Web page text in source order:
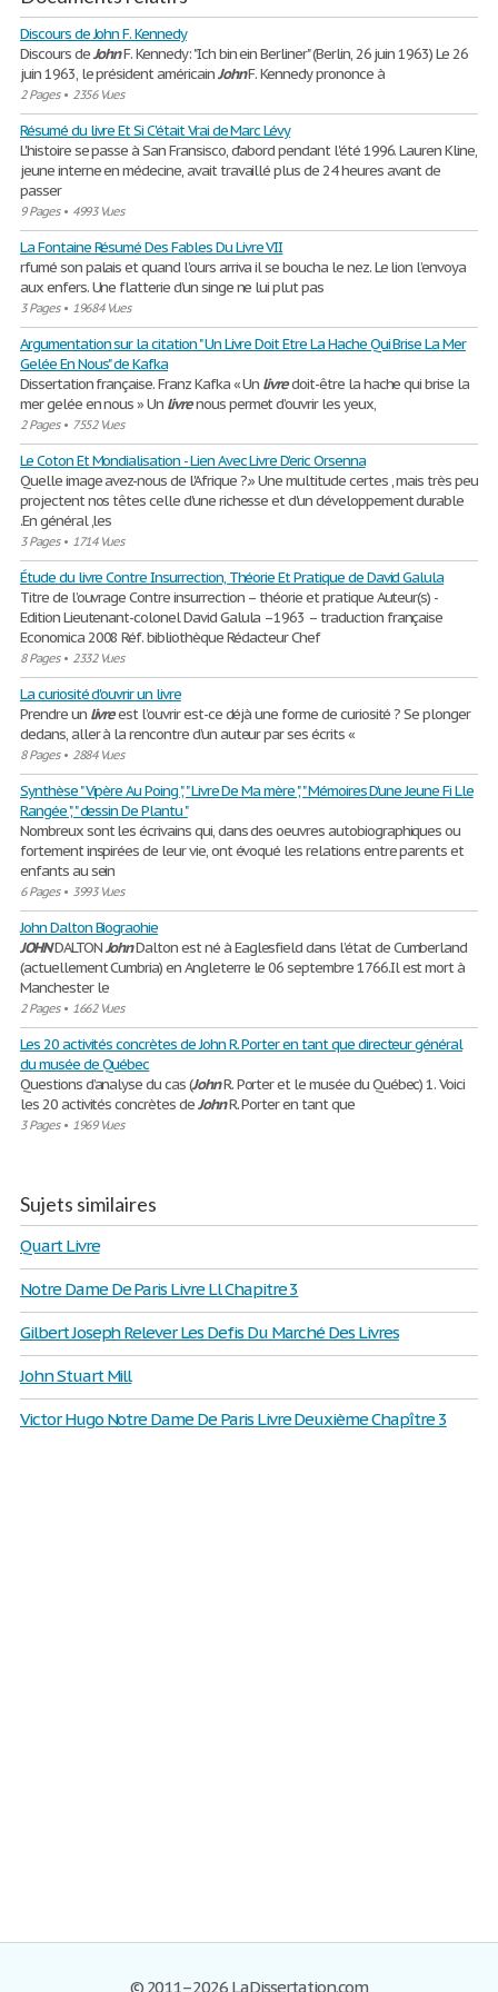
Discours de John F. Kennedy
Discours deJohnF. Kennedy: "Ich bin ein Berliner" (Berlin, 26 juin 1963) Le 26
juin 1963, le président américainJohnF. Kennedy prononce à
2 Pages• 2356 Vues
Résumé du livre Et Si C'était Vrai de Marc Lévy
L'histoire se passe à San Fransisco, d'abord pendant l'été 1996. Lauren Kline,
jeune interne en médecine, avait travaillé plus de 24 heures avant de
passer
9 Pages• 4993 Vues
La Fontaine Résumé Des Fables Du Livre VII
rfumé son palais et quand l’ours arriva il se boucha le nez. Le lion l’envoya
aux enfers. Une flatterie d’un singe ne lui plut pas
3 Pages• 19684 Vues
Argumentation sur la citation " Un Livre Doit Etre La Hache Qui Brise La Mer
Gelée En Nous" de Kafka
Dissertation française. Franz Kafka « Un livredoit-être la hache qui brise la
mer gelée en nous » Un livrenous permet d’ouvrir les yeux,
2 Pages• 7552 Vues
Le Coton Et Mondialisation - Lien Avec Livre D'eric Orsenna
Quelle image avez-nous de l'Afrique ?.» Une multitude certes , mais très peu
projectent nos têtes celle d'une richesse et d'un développement durable
.En général ,les
3 Pages• 1714 Vues
Étude du livre Contre Insurrection, Théorie Et Pratique de David Galula
Titre de l’ouvrage Contre insurrection – théorie et pratique Auteur(s) -
Edition Lieutenant-colonel David Galula –1963 – traduction française
Economica 2008 Réf. bibliothèque Rédacteur Chef
8 Pages• 2332 Vues
La curiosité d'ouvrir un livre
Prendre un livreest l’ouvrir est-ce déjà une forme de curiosité ? Se plonger
dedans, aller à la rencontre d’un auteur par ses écrits «
8 Pages• 2884 Vues
Synthèse " Vipère Au Poing ", " Livre De Ma mère ", " Mémoires D'une Jeune Fi Lle
Rangée ", " dessin De Plantu "
Nombreux sont les écrivains qui, dans des oeuvres autobiographiques ou
fortement inspirées de leur vie, ont évoqué les relations entre parents et
enfants au sein
6 Pages• 3993 Vues
John Dalton Biograohie
JOHNDALTONJohnDalton est né à Eaglesfield dans l’état de Cumberland
(actuellement Cumbria) en Angleterre le 06 septembre 1766.Il est mort à
Manchester le
2 Pages• 1662 Vues
Les 20 activités concrètes de John R. Porter en tant que directeur général
du musée de Québec
Questions d’analyse du cas (JohnR. Porter et le musée du Québec) 1. Voici
les 20 activités concrètes deJohnR. Porter en tant que
3 Pages• 1969 Vues
Sujets similaires
Quart Livre
Notre Dame De Paris Livre Ll Chapitre 3
Gilbert Joseph Relever Les Defis Du Marché Des Livres
John Stuart Mill
Victor Hugo Notre Dame De Paris Livre Deuxième Chapître 3
© 2011–2026 LaDissertation.com